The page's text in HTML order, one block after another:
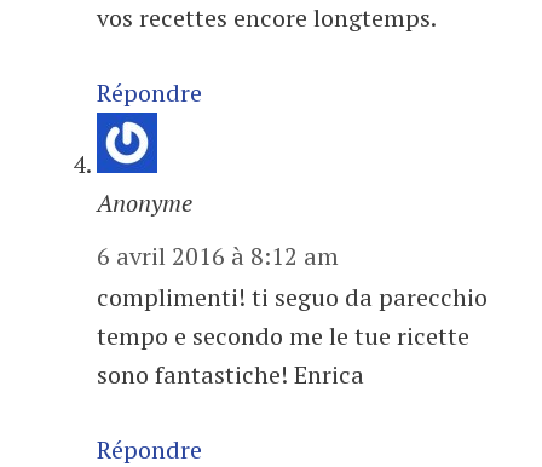
vos recettes encore longtemps.
Répondre
Anonyme
6 avril 2016 à 8:12 am
complimenti! ti seguo da parecchio
tempo e secondo me le tue ricette
sono fantastiche! Enrica
Répondre